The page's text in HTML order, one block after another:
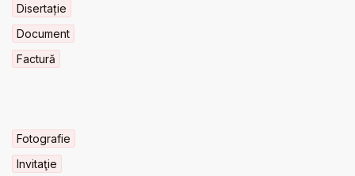
Disertație
Document
Factură
Fotografie
Invitaţie